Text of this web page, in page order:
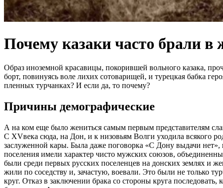
Почему казаки часто брали в
Образ иноземной красавицы, покорившей вольного казака,
борт, повинуясь воле лихих сотоварищей, и турецкая бабка
пленных турчанках? И если да, то почему?
Причины демографические
А на ком еще было жениться самым первым представителям
С XVвека сюда, на Дон, и к низовьям Волги уходила всякого
заслуженной кары. Была даже поговорка «С Дону выдачи нет»,
поселения имели характер чисто мужских союзов,
были среди первых русских поселенцев на донских землях и
жили по соседству и, зачастую, воевали. Это были не только
круг. Отказ в заключении брака со стороны круга